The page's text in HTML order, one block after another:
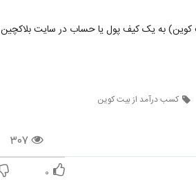
به یک کیف پول یا حساب در سایت بلاکچین
کسب درآمد از بیت کوین
۳۰۷
۰